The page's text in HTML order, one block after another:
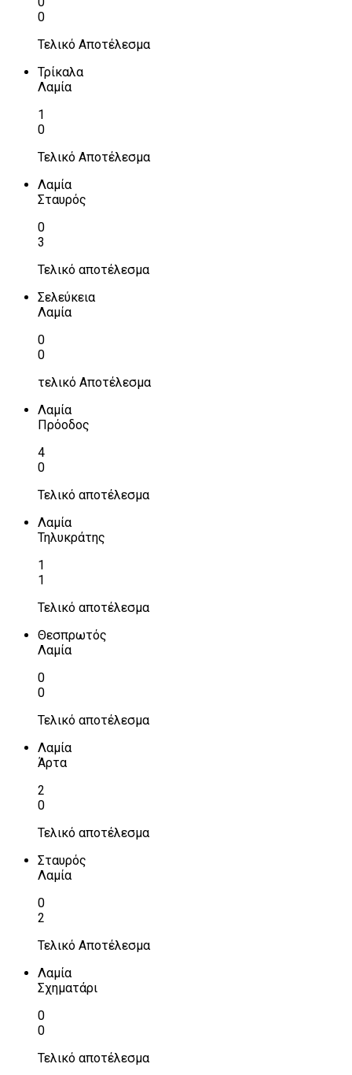
0
Τελικό Αποτέλεσμα
Τρίκαλα
Λαμία
1
0
Τελικό Αποτέλεσμα
Λαμία
Σταυρός
0
3
Τελικό αποτέλεσμα
Σελεύκεια
Λαμία
0
0
τελικό Αποτέλεσμα
Λαμία
Πρόοδος
4
0
Τελικό αποτέλεσμα
Λαμία
Τηλυκράτης
1
1
Τελικό αποτέλεσμα
Θεσπρωτός
Λαμία
0
0
Τελικό αποτέλεσμα
Λαμία
Άρτα
2
0
Τελικό αποτέλεσμα
Σταυρός
Λαμία
0
2
Τελικό Αποτέλεσμα
Λαμία
Σχηματάρι
0
0
Τελικό αποτέλεσμα